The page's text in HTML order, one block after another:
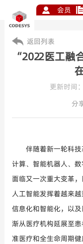
会员
返回列表
“2022医工融
更新时间
分
伴随着新一轮科
计算、智能机器人、
面临又一次重大变革
人工智能发挥着越来
信息化和智能化，以
渐从医疗机构延展至
准医疗和全生命周期